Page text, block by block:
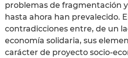
problemas de fragmentación
hasta ahora han prevalecido.
contradicciones entre, de un
economía solidaria, sus
carácter de proyecto socio-